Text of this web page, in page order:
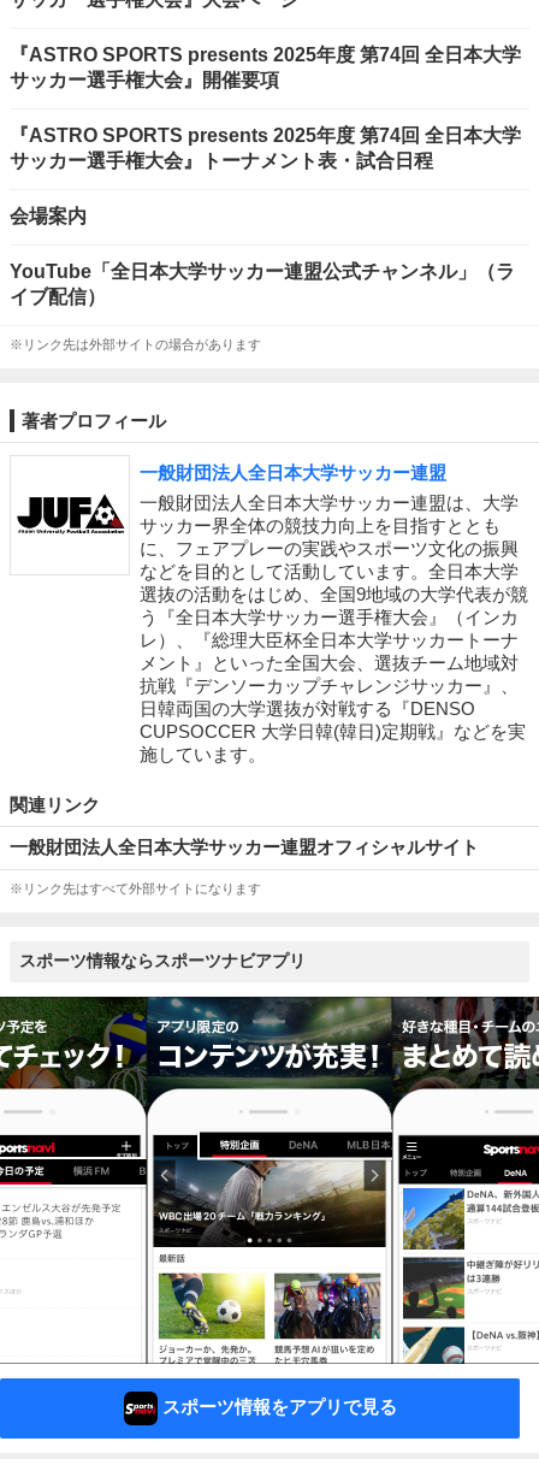
『ASTRO SPORTS presents 2025年度 第74回 全日本大学
サッカー選手権大会』開催要項
『ASTRO SPORTS presents 2025年度 第74回 全日本大学
サッカー選手権大会』トーナメント表・試合日程
会場案内
YouTube「全日本大学サッカー連盟公式チャンネル」（ラ
イブ配信）
※リンク先は外部サイトの場合があります
著者プロフィール
一般財団法人全日本大学サッカー連盟
一般財団法人全日本大学サッカー連盟は、大学
サッカー界全体の競技力向上を目指すととも
に、フェアプレーの実践やスポーツ文化の振興
などを目的として活動しています。全日本大学
選抜の活動をはじめ、全国9地域の大学代表が競
う『全日本大学サッカー選手権大会』（インカ
レ）、『総理大臣杯全日本大学サッカートーナ
メント』といった全国大会、選抜チーム地域対
抗戦『デンソーカップチャレンジサッカー』、
日韓両国の大学選抜が対戦する『DENSO
CUPSOCCER 大学日韓(韓日)定期戦』などを実
施しています。
関連リンク
一般財団法人全日本大学サッカー連盟オフィシャルサイト
※リンク先はすべて外部サイトになります
スポーツ情報ならスポーツナビアプリ
スポーツ情報をアプリで見る